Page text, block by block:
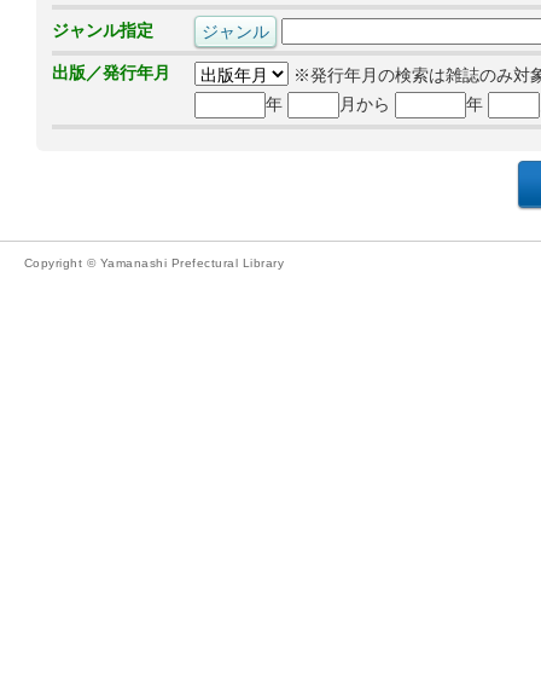
ジャンル指定
出版／発行年月
※発行年月の検索は雑誌のみ対
年
月から 年
Copyright © Yamanashi Prefectural Library